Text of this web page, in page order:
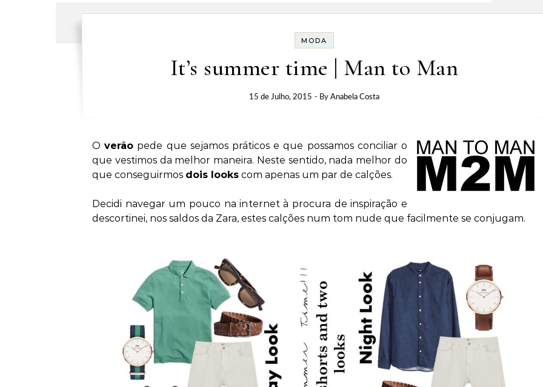
MODA
It’s summer time | Man to Man
15 de Julho, 2015 - By Anabela Costa
Overão pede que sejamos práticos e que possamos conciliar o
que vestimos da melhor maneira. Neste sentido, nada melhor do
que conseguirmos dois looks com apenas um par de calções.
Decidi navegar um pouco na internet à procura de inspiração e
descortinei, nos saldos da Zara, estes calções num tom nude que facilmente se conjugam.